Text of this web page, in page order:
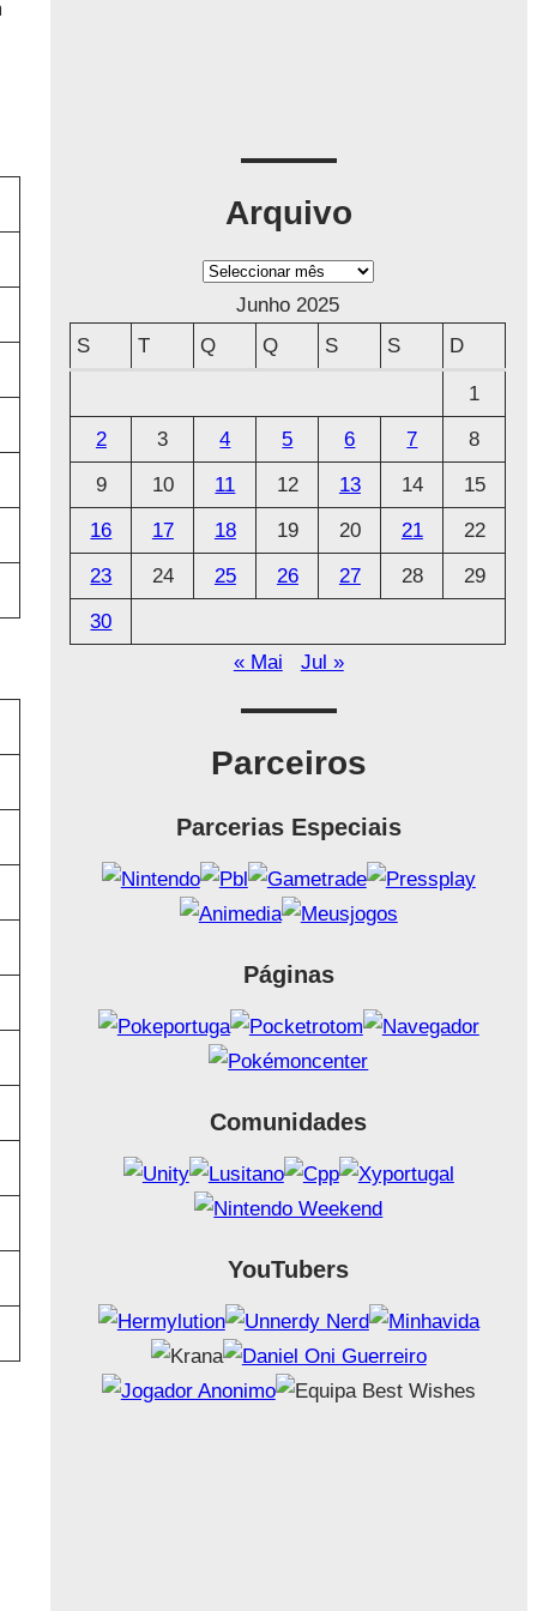
Arquivo
A
q
Junho 2025
S
T Q Q S S D
1
2
3 4 5 6 7
8
9
10 11 12 13 14
15
16
17 18 19 20 21
22
23
24 25 26 27 28
29
30
« Mai
Jul »
Parceiros
Parcerias Especiais
Páginas
Comunidades
YouTubers